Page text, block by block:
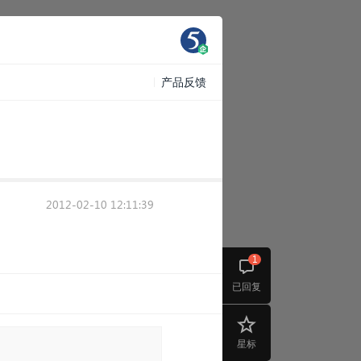
已回复
1
星标
产品反馈
2012-02-10 12:11:39